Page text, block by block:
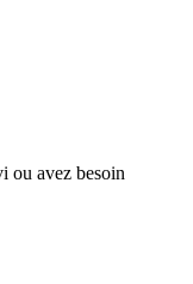
ou avez besoin